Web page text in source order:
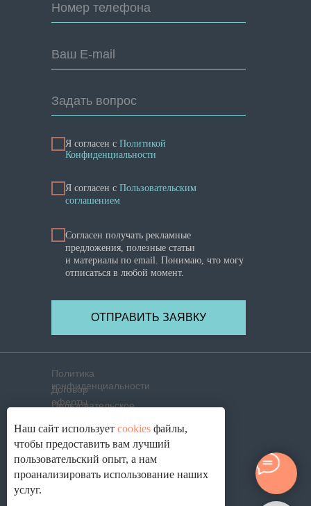
Номер телефона
Ваш E-mail
Задать вопрос
Я согласен с Политикой
Конфиденциальности
Я cогласен с Пользовательским
соглашением
Согласен получать рекламные
предложения, полезные статьи
и материалы по email. Понимаю, что могу
отписаться в любой момент.
ОТПРАВИТЬ ЗАЯВКУ
Политика
конфиденциальности
Согласие на обработку
ПД
cookies
Пользовательское
Договор
оферты
Наш сайт использует cookies файлы,
чтобы предоставить вам лучший
пользовательский опыт, а нам
проанализировать использование наших
услуг.